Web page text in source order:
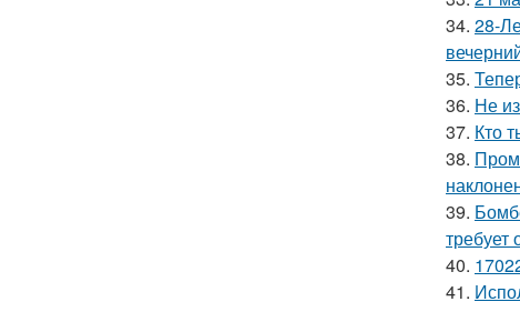
34. 28-
35.
36. Не
37. Кто
38.
39.
требует
40.
41.